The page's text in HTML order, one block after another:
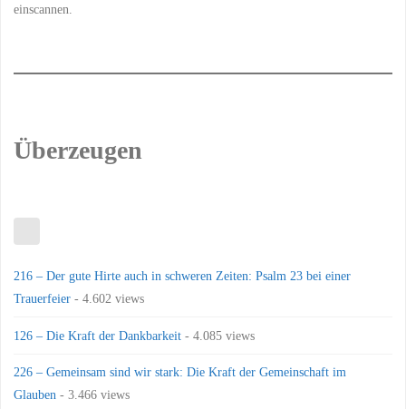
einscannen.
Überzeugen
216 – Der gute Hirte auch in schweren Zeiten: Psalm 23 bei einer
Trauerfeier - 4.602 views
126 – Die Kraft der Dankbarkeit - 4.085 views
226 – Gemeinsam sind wir stark: Die Kraft der Gemeinschaft im
Glauben - 3.466 views